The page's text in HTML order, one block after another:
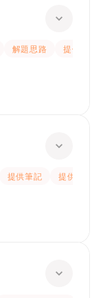
解題思路
提供練習
提供筆記
提供練習